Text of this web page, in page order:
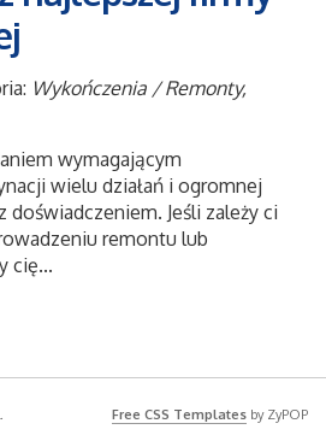
Wykończenia / Remonty,
wymagającym
wielu działań i ogromnej
doświadczeniem. Jeśli zależy ci
remontu lub
cię...
Free CSS Templates by ZyPOP